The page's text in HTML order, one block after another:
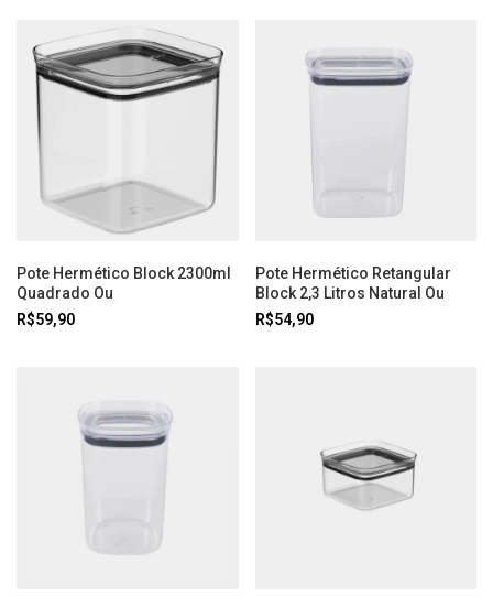
Pote Hermético Block 2300ml
Quadrado Ou
R$59,90
Pote Hermético Retangular
Block 2,3 Litros Natural Ou
R$54,90